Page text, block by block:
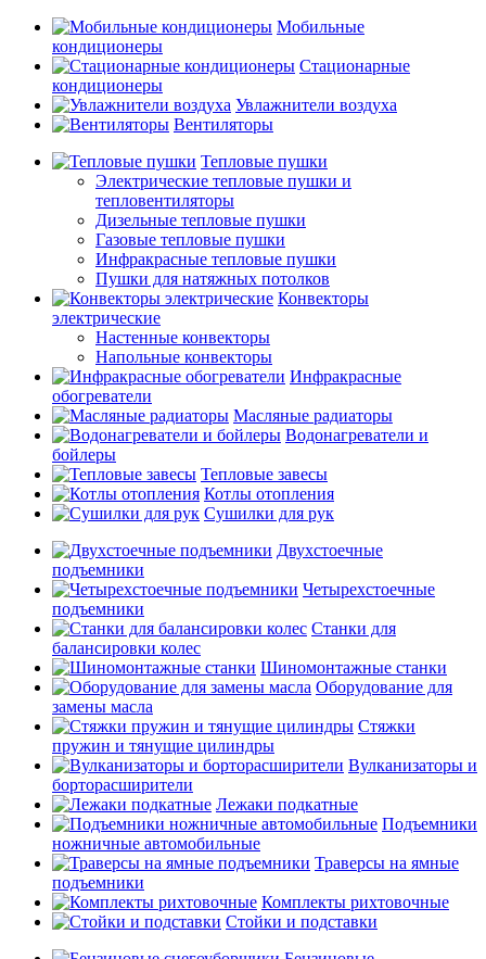
Мобильные
кондиционеры
Стационарные
кондиционеры
Увлажнители воздуха
Вентиляторы
Тепловые пушки
Электрические тепловые пушки и
тепловентиляторы
Дизельные тепловые пушки
Газовые тепловые пушки
Инфракрасные тепловые пушки
Пушки для натяжных потолков
Конвекторы
электрические
Настенные конвекторы
Напольные конвекторы
Инфракрасные
обогреватели
Масляные радиаторы
Водонагреватели и
бойлеры
Тепловые завесы
Котлы отопления
Сушилки для рук
Двухстоечные
подъемники
Четырехстоечные
подъемники
Станки для
балансировки колес
Шиномонтажные станки
Оборудование для
замены масла
Стяжки
пружин и тянущие цилиндры
Вулканизаторы и
борторасширители
Лежаки подкатные
Подъемники
ножничные автомобильные
Траверсы на ямные
подъемники
Комплекты рихтовочные
Стойки и подставки